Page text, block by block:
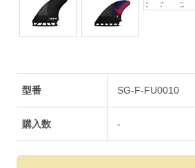
型番 SG-F-FU0010
購入数 -